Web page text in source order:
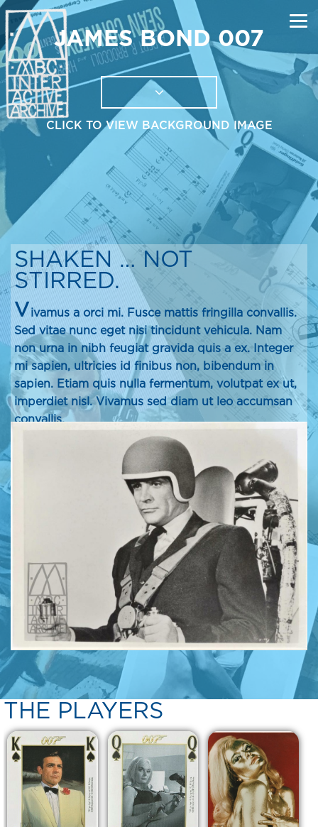
JAMES BOND 007
CLICK TO VIEW BACKGROUND IMAGE
SHAKEN … NOT
STIRRED.
Vivamus a orci mi. Fusce mattis fringilla convallis.
Sed vitae nunc eget nisi tincidunt vehicula. Nam
non urna in nibh feugiat gravida quis a ex. Integer
mi sapien, ultricies id finibus non, bibendum in
sapien. Etiam quis nulla fermentum, volutpat ex ut,
imperdiet nisl. Vivamus sed diam ut leo accumsan
convallis.
THE PLAYERS